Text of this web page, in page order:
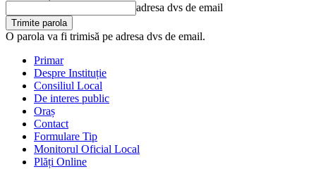
adresa dvs de email
O parola va fi trimisă pe adresa dvs de email.
Primar
Despre Instituție
Consiliul Local
De interes public
Oraș
Contact
Formulare Tip
Monitorul Oficial Local
Plăți Online